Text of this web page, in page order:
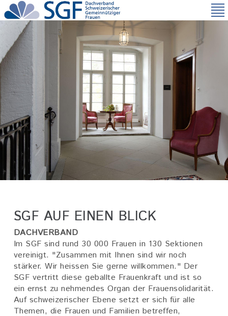
Direkt
zum
SGF AUF EINEN BLICK
DACHVERBAND
Im SGF sind rund 30 000 Frauen in 130 Sektionen
vereinigt. "Zusammen mit Ihnen sind wir noch
stärker. Wir heissen Sie gerne willkommen." Der
SGF vertritt diese geballte Frauenkraft und ist so
ein ernst zu nehmendes Organ der Frauensolidarität.
Auf schweizerischer Ebene setzt er sich für alle
Themen, die Frauen und Familien betreffen,